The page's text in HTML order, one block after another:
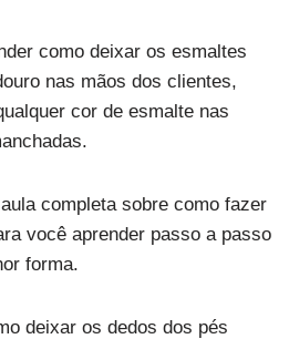
como deixar os esmaltes
nas mãos dos clientes,
cor de esmalte nas
completa sobre como fazer
você aprender passo a passo
forma.
deixar os dedos dos pés